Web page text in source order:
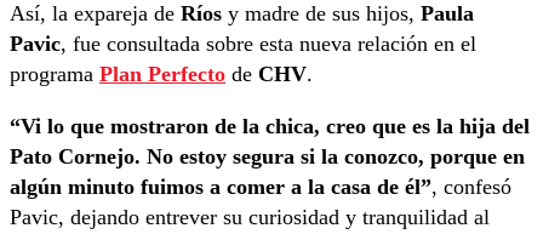
Así, la expareja de Ríos y madre de sus hijos, Paula
Pavic, fue consultada sobre esta nueva relación en el
programa Plan Perfecto de CHV.
“Vi lo que mostraron de la chica, creo que es la hija del
Pato Cornejo. No estoy segura si la conozco, porque en
algún minuto fuimos a comer a la casa de él”, confesó
Pavic, dejando entrever su curiosidad y tranquilidad al